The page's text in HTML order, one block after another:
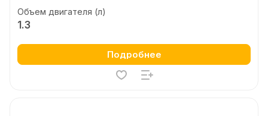
Объем двигателя (л)
1.3
Подробнее